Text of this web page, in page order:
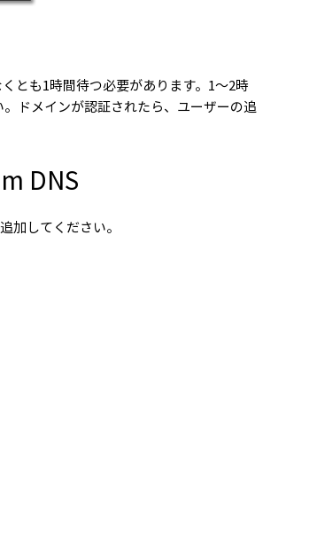
とも1時間待つ必要があります。1～2時
ドメインが認証されたら、ユーザーの追
DNS
加してください。